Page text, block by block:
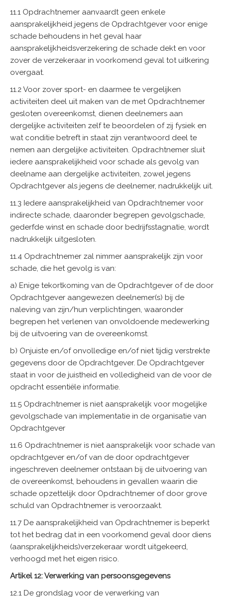
11.1 Opdrachtnemer aanvaardt geen enkele
aansprakelijkheid jegens de Opdrachtgever voor enige
schade behoudens in het geval haar
aansprakelijkheidsverzekering de schade dekt en voor
zover de verzekeraar in voorkomend geval tot uitkering
overgaat.
11.2 Voor zover sport- en daarmee te vergelijken
activiteiten deel uit maken van de met Opdrachtnemer
gesloten overeenkomst, dienen deelnemers aan
dergelijke activiteiten zelf te beoordelen of zij fysiek en
wat conditie betreft in staat zijn verantwoord deel te
nemen aan dergelijke activiteiten. Opdrachtnemer sluit
iedere aansprakelijkheid voor schade als gevolg van
deelname aan dergelijke activiteiten, zowel jegens
Opdrachtgever als jegens de deelnemer, nadrukkelijk uit.
11.3 Iedere aansprakelijkheid van Opdrachtnemer voor
indirecte schade, daaronder begrepen gevolgschade,
gederfde winst en schade door bedrijfsstagnatie, wordt
nadrukkelijk uitgesloten.
11.4 Opdrachtnemer zal nimmer aansprakelijk zijn voor
schade, die het gevolg is van:
a) Enige tekortkoming van de Opdrachtgever of de door
Opdrachtgever aangewezen deelnemer(s) bij de
naleving van zijn/hun verplichtingen, waaronder
begrepen het verlenen van onvoldoende medewerking
bij de uitvoering van de overeenkomst.
b) Onjuiste en/of onvolledige en/of niet tijdig verstrekte
gegevens door de Opdrachtgever. De Opdrachtgever
staat in voor de juistheid en volledigheid van de voor de
opdracht essentiële informatie.
11.5 Opdrachtnemer is niet aansprakelijk voor mogelijke
gevolgschade van implementatie in de organisatie van
Opdrachtgever
11.6 Opdrachtnemer is niet aansprakelijk voor schade van
opdrachtgever en/of van de door opdrachtgever
ingeschreven deelnemer ontstaan bij de uitvoering van
de overeenkomst, behoudens in gevallen waarin die
schade opzettelijk door Opdrachtnemer of door grove
schuld van Opdrachtnemer is veroorzaakt.
11.7 De aansprakelijkheid van Opdrachtnemer is beperkt
tot het bedrag dat in een voorkomend geval door diens
(aansprakelijkheids)verzekeraar wordt uitgekeerd,
verhoogd met het eigen risico.
Artikel 12: Verwerking van persoonsgegevens
12.1 De grondslag voor de verwerking van